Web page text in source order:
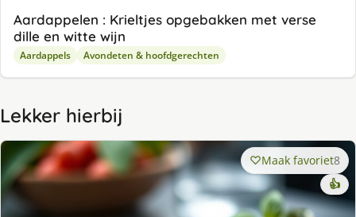
Aardappelen : Krieltjes opgebakken met verse
dille en witte wijn
Aardappels Avondeten & hoofdgerechten
Lekker hierbij
Maak favoriet8
👍